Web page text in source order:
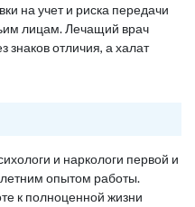
на учет и риска передачи
лицам. Лечащий врач
знаков отличия, а халат
и наркологи первой и
опытом работы.
к полноценной жизни